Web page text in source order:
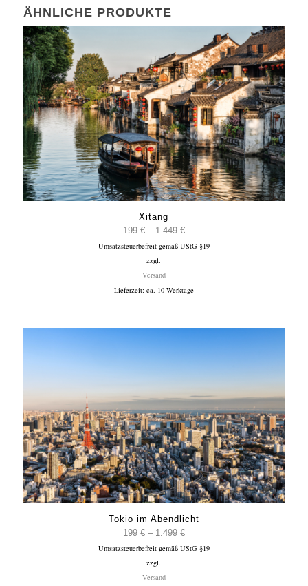
ÄHNLICHE PRODUKTE
Xitang
199 € – 1.449 €Preisspanne:
199 €
Umsatzsteuerbefreit gemäß UStG §19
zzgl.
Versand
Lieferzeit: ca. 10 Werktage
Tokio im Abendlicht
199 € – 1.499 €Preisspanne:
199 €
Umsatzsteuerbefreit gemäß UStG §19
zzgl.
Versand